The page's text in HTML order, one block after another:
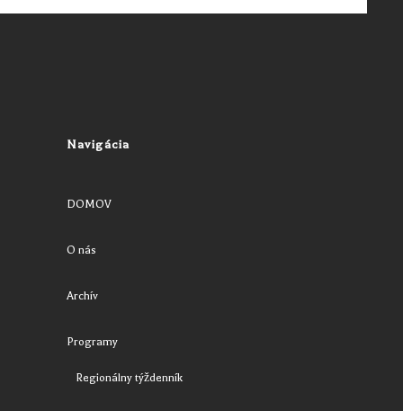
Navigácia
DOMOV
O nás
Archív
Programy
Regionálny týždenník